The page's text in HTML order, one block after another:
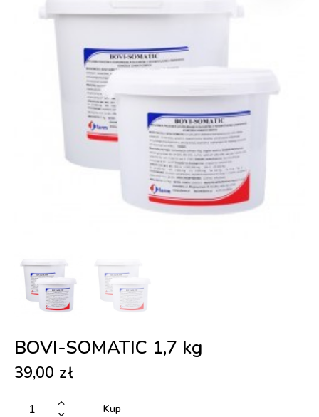
BOVI-SOMATIC 1,7 kg
39,00 zł
Kup